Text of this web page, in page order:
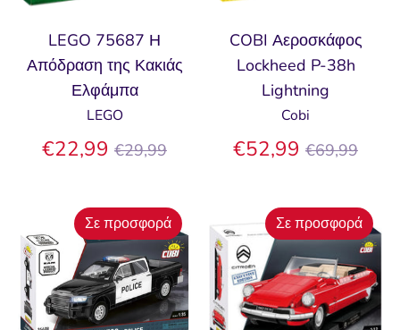
LEGO 75687 Η
Απόδραση της Κακιάς
Ελφάμπα
LEGO
€22,99 Κανονική
€29,99
COBI Αεροσκάφος
Lockheed P-38h
Lightning
Cobi
€52,99 Κανονική
€69,99
Σε προσφορά Σε προσφορά